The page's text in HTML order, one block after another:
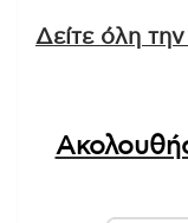
Δείτε όλη